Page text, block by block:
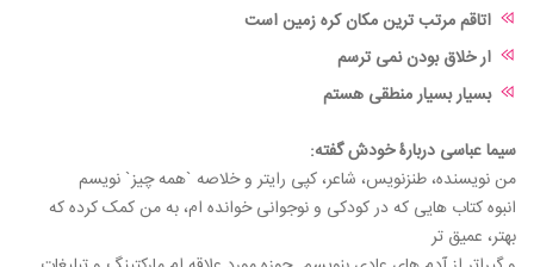
اتاقم مرتب ترین مکان کره زمین است
ار خلاق بودن نمی ترسم
بسیار بسیار منطقی هستم
سیما عباسی دربارۀ خودش گفته:
من نویسنده، طنزنویس، شاعر، کپی رایتر و خلاصه `همه چیز` نویسم
انبوه کتاب هایی که در کودکی و نوجوانی خوانده ام، به من کمک کرده که
بهتر، عمیق تر